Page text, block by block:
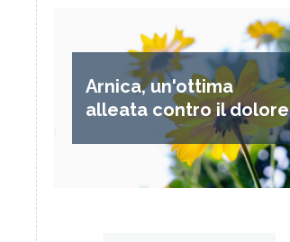
Arnica, un'ottima
alleata contro il dolore